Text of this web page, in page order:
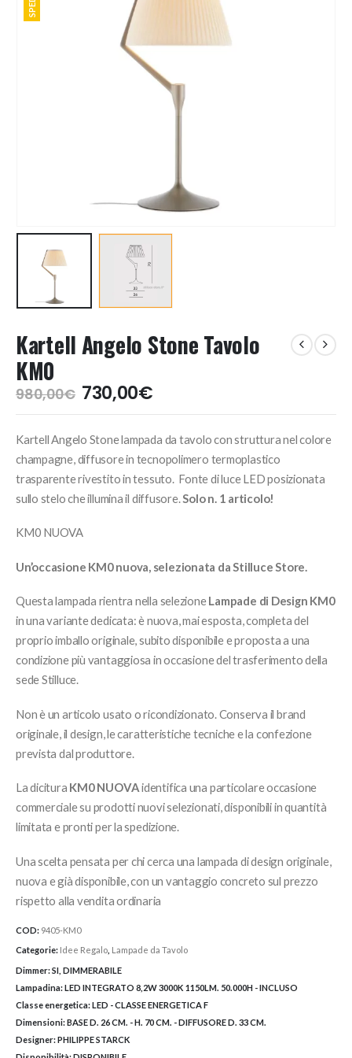
Kartell Angelo Stone Tavolo
KM0
980,00€ Il
prezzo
era:
980,00€.
730,00€Il
prezzo
è:
730,00€.
Kartell Angelo Stone lampada da tavolo con struttura nel colore
champagne, diffusore in tecnopolimero termoplastico
trasparente rivestito in tessuto. Fonte di luce LED posizionata
sullo stelo che illumina il diffusore.Solo n. 1 articolo!
KM0 NUOVA
Un’occasione KM0 nuova, selezionata da Stilluce Store.
Questa lampada rientra nella selezioneLampade di Design KM0
in una variante dedicata: è nuova, mai esposta, completa del
proprio imballo originale, subito disponibile e proposta a una
condizione più vantaggiosa in occasione del trasferimento della
sede Stilluce.
Non è un articolo usato o ricondizionato. Conserva il brand
originale, il design, le caratteristiche tecniche e la confezione
prevista dal produttore.
La dicitura KM0 NUOVAidentifica una particolare occasione
commerciale su prodotti nuovi selezionati, disponibili in quantità
limitata e pronti per la spedizione.
Una scelta pensata per chi cerca una lampada di design originale,
nuova e già disponibile, con un vantaggio concreto sul prezzo
rispetto alla vendita ordinaria
COD: 9405-KM0
Categorie: Idee Regalo Lampade da Tavolo
Dimmer:SI, DIMMERABILE
Lampadina:LED INTEGRATO 8,2W 3000K 1150LM. 50.000H - INCLUSO
Classe energetica:LED - CLASSE ENERGETICA F
Dimensioni:BASE D. 26 CM. - H. 70 CM. - DIFFUSORE D. 33 CM.
Designer:PHILIPPE STARCK